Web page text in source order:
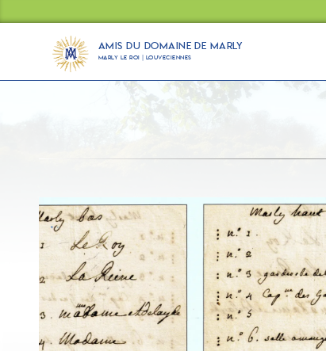
Amis du Domaine de Marly
Marly Le Roi | Louveciennes